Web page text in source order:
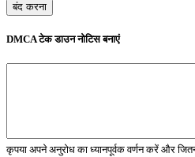
बंद करना
DMCA टेक डाउन नोटिस बनाएं
कृपया अपने अनुरोध का ध्यानपूर्वक वर्णन करें और